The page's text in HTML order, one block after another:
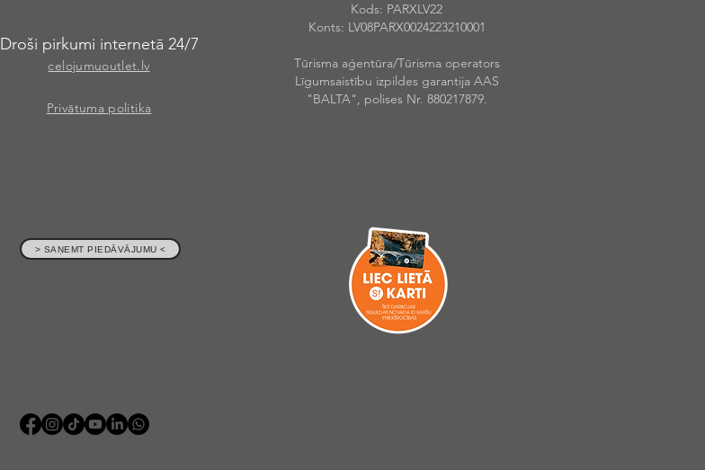
Droši pirkumi internetā 24/7
celojumuoutlet.lv
Privātuma politika
Kods: PARXLV22
Konts: LV08PARX0024223210001
Tūrisma aģentūra/Tūrisma operators
Līgumsaistību izpildes garantija AAS
"BALTA", polises Nr. 880217879.
> SAŅEMT PIEDĀVĀJUMU <